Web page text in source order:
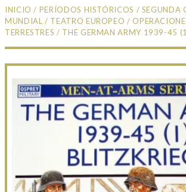
INICIO / PERÍODOS HISTÓRICOS / SEGUNDA
MUNDIAL / TEATRO EUROPEO /
TERRESTRES / THE GERMAN ARMY 1939-45